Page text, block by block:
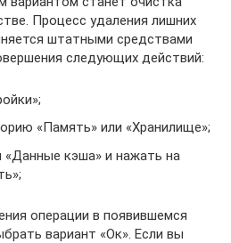
Процесс удаления лишних
штатными средствами
следующих действий:
«Память» или «Хранилище»;
кэша» и нажать на
операции в появившемся
вариант «Ок». Если вы